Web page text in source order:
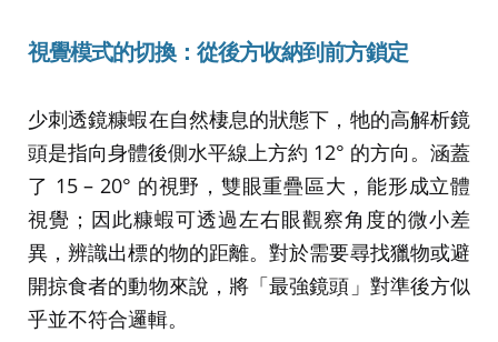
視覺模式的切換：從後方收納到前方鎖定
少刺透鏡糠蝦在自然棲息的狀態下，牠的高解析鏡
頭是指向身體後側水平線上方約 12° 的方向。涵蓋
了 15 – 20° 的視野，雙眼重疊區大，能形成立體
視覺；因此糠蝦可透過左右眼觀察角度的微小差
異，辨識出標的物的距離。對於需要尋找獵物或避
開掠食者的動物來說，將「最強鏡頭」對準後方似
乎並不符合邏輯。